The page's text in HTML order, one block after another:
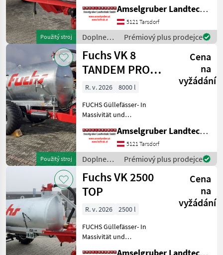
Použitý stroj
(Stärkste Materialstärken +
Beste Materialen und Beste
Komponenten der
führenden TOP Hersteller!)
Sei
Amselgruber Landtechnik GmbH
5121 Tarsdorf
Doplnenie
živin a
polievanie
/ Fuchs
Prémiový plus prodejce
Použitý stroj
Fuchs VK 8
TANDEM PRO
Austria Limited
Edition
Cena
na
vyžádání
R. v. 2026
8000 l
FUCHS Güllefässer- In
Massivität und
(Stärkste Materialstärken +
Beste Materialen und Beste
Komponenten der
führenden TOP Hersteller!)
Sei
Amselgruber Landtechnik GmbH
5121 Tarsdorf
Doplnenie
živin a
polievanie
/ Fuchs
Prémiový plus prodejce
Fuchs VK 2500
TOP
Cena
na
vyžádání
R. v. 2026
2500 l
FUCHS Güllefässer- In
Massivität und